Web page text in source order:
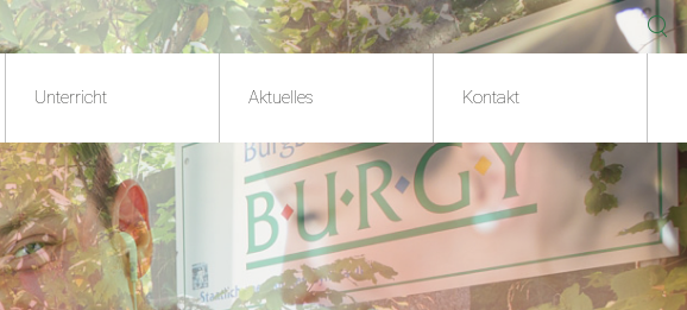
Unterricht Aktuelles Kontakt